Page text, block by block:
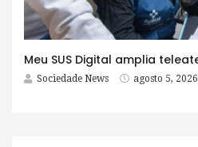
Sociedade News agosto 5, 2026